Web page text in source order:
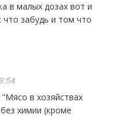
в малых дозах вот и
что забудь и том что
химии (кроме